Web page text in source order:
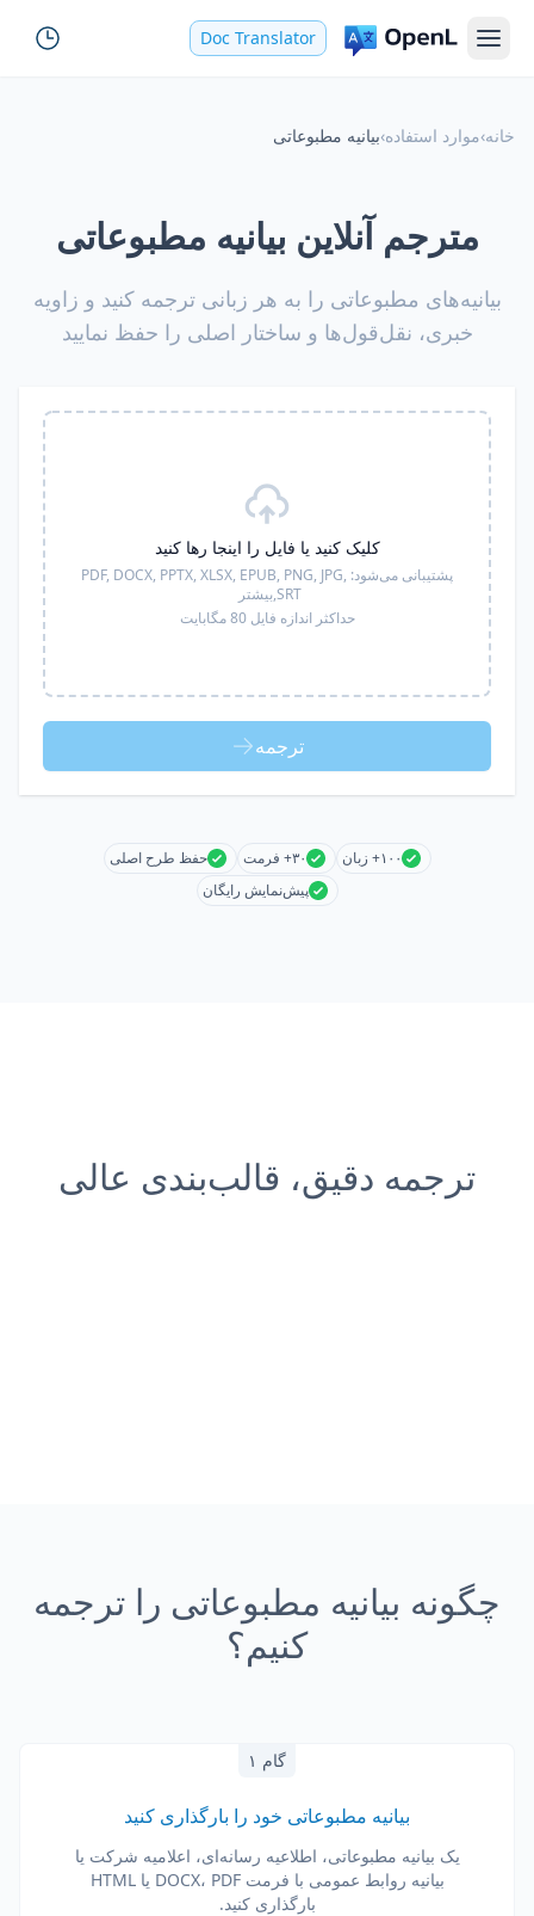
Doc Translator
خانه›موارد استفاده›بیانیه مطبوعاتی
مترجم آنلاین بیانیه مطبوعاتی
بیانیه‌های مطبوعاتی را به هر زبانی ترجمه کنید و زاویه
خبری، نقل‌قول‌ها و ساختار اصلی را حفظ نمایید
کلیک کنید یا فایل را اینجا رها کنید
پشتیبانی می‌شود: PDF, DOCX, PPTX, XLSX, EPUB, PNG, JPG,
SRT, بیشتر
حداکثر اندازه فایل 80 مگابایت
ترجمه
۱۰۰+ زبان ۳۰+ فرمت
حفظ طرح اصلی
پیش‌نمایش رایگان
ترجمه دقیق، قالب‌بندی عالی
چگونه بیانیه مطبوعاتی را ترجمه
کنیم؟
گام ۱
بیانیه مطبوعاتی خود را بارگذاری کنید
یک بیانیه مطبوعاتی، اطلاعیه رسانه‌ای، اعلامیه شرکت یا
بیانیه روابط عمومی با فرمت DOCX، PDF یا HTML
بارگذاری کنید.